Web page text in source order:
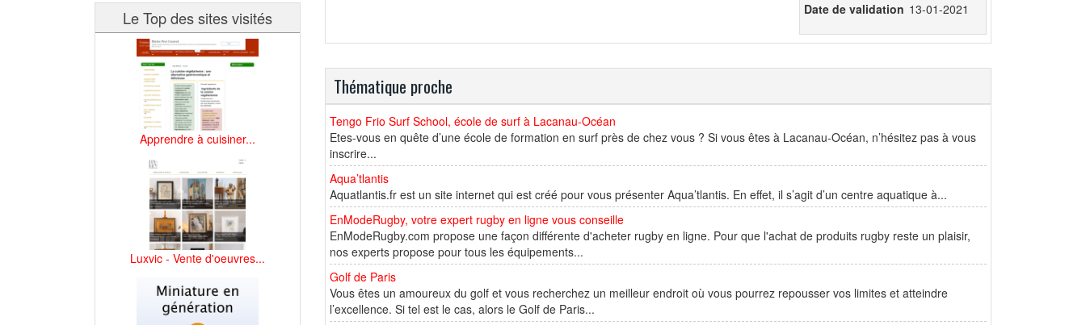
Le Top des sites visités
Apprendre à cuisiner...
Luxvic - Vente d'oeuvres...
Date de validation 13-01-2021
Thématique proche
Tengo Frio Surf School, école de surf à Lacanau-Océan
Etes-vous en quête d’une école de formation en surf près de chez vous ? Si vous êtes à Lacanau-Océan, n’hésitez pas à vous
inscrire...
Aqua’tlantis
Aquatlantis.fr est un site internet qui est créé pour vous présenter Aqua’tlantis. En effet, il s’agit d’un centre aquatique à...
EnModeRugby, votre expert rugby en ligne vous conseille
EnModeRugby.com propose une façon différente d'acheter rugby en ligne. Pour que l'achat de produits rugby reste un plaisir,
nos experts propose pour tous les équipements...
Golf de Paris
Vous êtes un amoureux du golf et vous recherchez un meilleur endroit où vous pourrez repousser vos limites et atteindre
l’excellence. Si tel est le cas, alors le Golf de Paris...